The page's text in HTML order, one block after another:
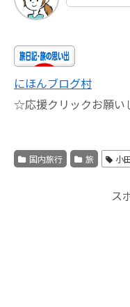
にほんブログ村
☆応援クリックお願
国内旅行 旅 小
ス